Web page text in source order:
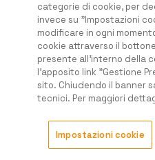
categorie di cookie, per
invece su "Impostazioni
modificare in ogni
cookie attraverso il
presente all'interno della
l'apposito link "Gestione
sito. Chiudendo il banner
tecnici. Per maggiori
Impostazioni cookie